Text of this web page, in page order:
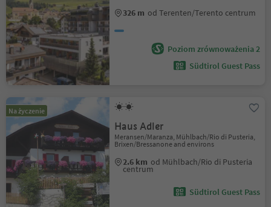
326 m od Terenten/Terento centrum
Poziom zrównoważenia 2
Südtirol Guest Pass
Na życzenie
Haus Adler
Meransen/Maranza, Mühlbach/Rio di Pusteria,
Brixen/Bressanone and environs
2.6 km od Mühlbach/Rio di Pusteria
centrum
Südtirol Guest Pass